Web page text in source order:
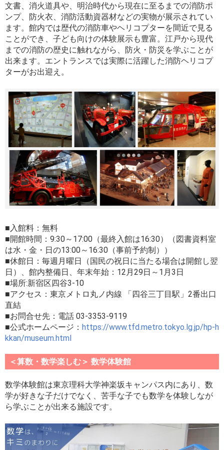
文書、消火道具や、明治時代から現在に至るまでの消防ポ
ンプ、防火衣、消防活動資器材などの実物が展示されてい
ます。館内では歴代の消防車やヘリコプターを間近で見る
ことができ、子ども向けの体験展示も豊富。江戸から現代
までの消防の歴史に触れながら、防火・防災を学ぶことが
出来ます。エントランスでは実際に活躍した消防ヘリコプ
ターがお出迎え。
■入館料：無料
■開館時間：9:30～17:00（最終入館は16:30）（図書資料室
は水・金・日の13:00～16:30（事前予約制））
■休館日：毎週月曜日（国民の祝日に当たる場合は開館し翌
日）、館内整備日、年末年始：12月29日～1月3日
■場所:新宿区四谷3-10
■アクセス：東京メトロ丸ノ内線 「四谷三丁目駅」2番出口
直結
■お問合せ先：電話 03-3353-9119
■公式ホームページ： https://www.tfd.metro.tokyo.lg.jp/hp-h
kkan/museum.html
＜算数・数学楽しむ＞ 数学体験館
数学体験館は東京理科大学神楽坂キャンパス内にあり、数
学が好きな子だけでなく、苦手な子でも数学を体験しなが
ら学ぶことが出来る施設です。